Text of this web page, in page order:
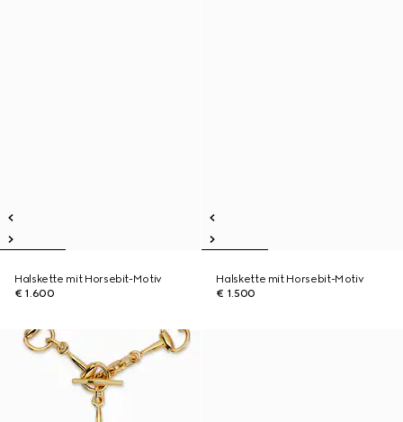
Halskette mit Horsebit-Motiv
€ 1.600
Halskette mit Horsebit-Motiv
€ 1.500